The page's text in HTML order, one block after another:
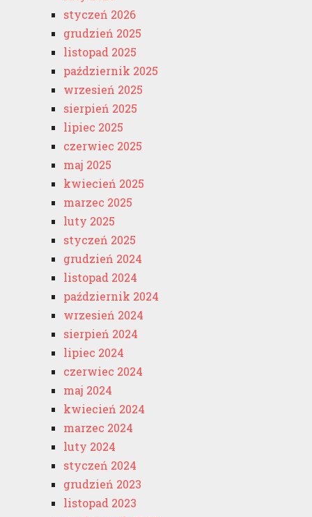
styczeń 2026
grudzień 2025
listopad 2025
październik 2025
wrzesień 2025
sierpień 2025
lipiec 2025
czerwiec 2025
maj 2025
kwiecień 2025
marzec 2025
luty 2025
styczeń 2025
grudzień 2024
listopad 2024
październik 2024
wrzesień 2024
sierpień 2024
lipiec 2024
czerwiec 2024
maj 2024
kwiecień 2024
marzec 2024
luty 2024
styczeń 2024
grudzień 2023
listopad 2023